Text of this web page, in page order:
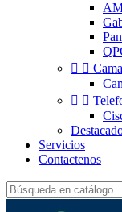
 
 
Servicios
Contactenos